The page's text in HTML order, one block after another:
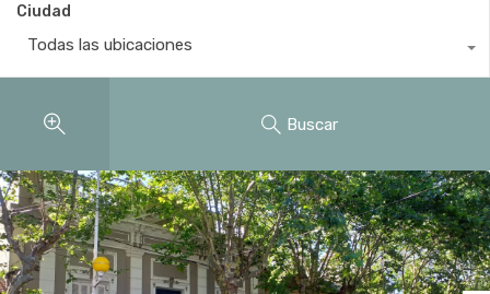
Ciudad
Todas las ubicaciones
Buscar